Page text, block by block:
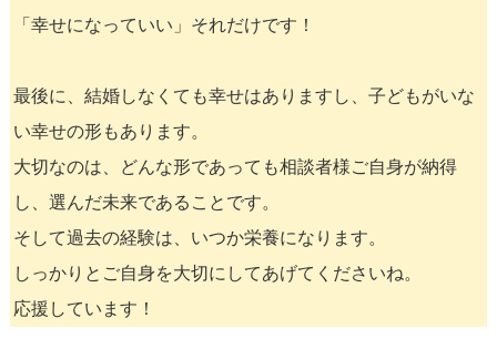
「幸せになっていい」それだけです！
最後に、結婚しなくても幸せはありますし、子どもがいな
い幸せの形もあります。
大切なのは、どんな形であっても相談者様ご自身が納得
し、選んだ未来であることです。
そして過去の経験は、いつか栄養になります。
しっかりとご自身を大切にしてあげてくださいね。
応援しています！